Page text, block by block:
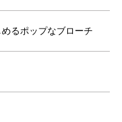
るポップなブローチ